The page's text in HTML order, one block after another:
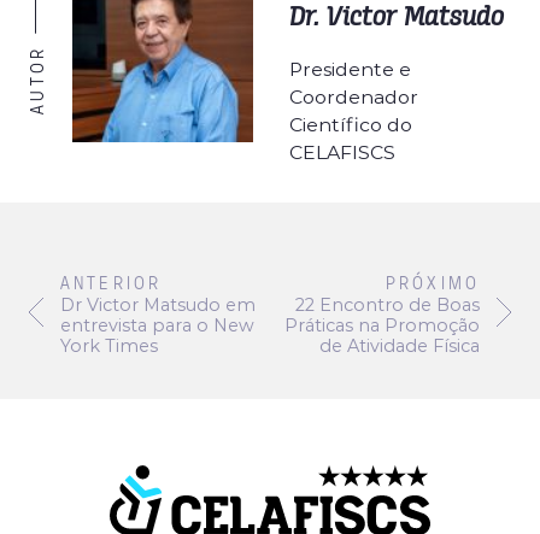
AUTOR
Dr. Victor Matsudo
Presidente e
Coordenador
Científico do
CELAFISCS
ANTERIOR
Dr Victor Matsudo em
entrevista para o New
York Times
PRÓXIMO
22 Encontro de Boas
Práticas na Promoção
de Atividade Física